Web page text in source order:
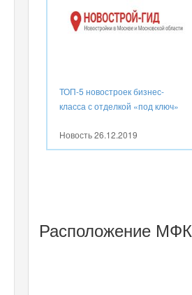
ТОП-5 новостроек бизнес-
класса с отделкой «под ключ»
Новость26.12.2019
Расположение